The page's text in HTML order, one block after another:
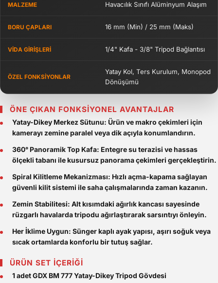
MALZEME Havacılık Sınıfı Alüminyum Alaşım
BORU ÇAPLARI 16 mm (Min) / 25 mm (Maks)
VIDA GIRIŞLERI 1/4" Kafa - 3/8" Tripod Bağlantısı
ÖZEL FONKSIYONLAR
Yatay Kol, Ters Kurulum, Monopod
Dönüşümü
ÖNE ÇIKAN FONKSİYONEL AVANTAJLAR
Yatay-Dikey Merkez Sütunu: Ürün ve makro çekimleri için
kamerayı zemine paralel veya dik açıyla konumlandırın.
360° Panoramik Top Kafa: Entegre su terazisi ve hassas
ölçekli tabanı ile kusursuz panorama çekimleri gerçekleştirin.
Spiral Kilitleme Mekanizması: Hızlı açma-kapama sağlayan
güvenli kilit sistemi ile saha çalışmalarında zaman kazanın.
Zemin Stabilitesi: Alt kısımdaki ağırlık kancası sayesinde
rüzgarlı havalarda tripodu ağırlaştırarak sarsıntıyı önleyin.
Her İklime Uygun: Sünger kaplı ayak yapısı, aşırı soğuk veya
sıcak ortamlarda konforlu bir tutuş sağlar.
ÜRÜN SET İÇERİĞİ
1 adet GDX BM 777 Yatay-Dikey Tripod Gövdesi